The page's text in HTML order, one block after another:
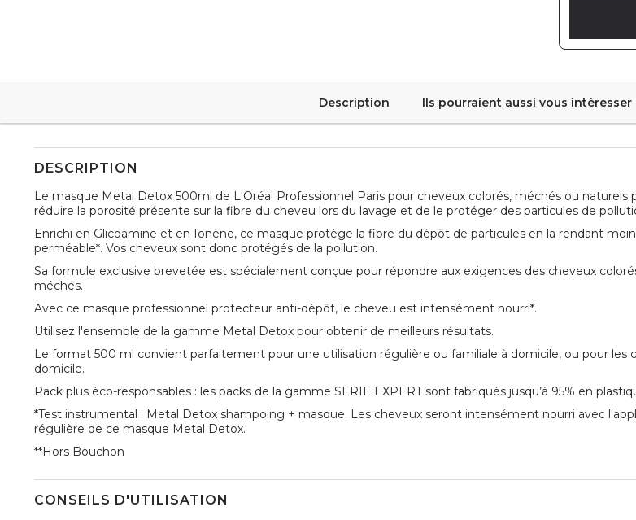
Description Ils pourraient aussi vous intéresser
DESCRIPTION
Le masque Metal Detox 500ml de L'Oréal Professionnel Paris pour cheveux colorés, méchés ou naturels
réduire la porosité présente sur la fibre du cheveu lors du lavage et de le protéger des particules de
Enrichi en Glicoamine et en Ionène, ce masque protège la fibre du dépôt de particules en la rendant
perméable*. Vos cheveux sont donc protégés de la pollution.
Sa formule exclusive brevetée est spécialement conçue pour répondre aux exigences des cheveux
méchés.
Avec ce masque professionnel protecteur anti-dépôt, le cheveu est intensément nourri*.
Utilisez l'ensemble de la gamme Metal Detox pour obtenir de meilleurs résultats.
Le format 500 ml convient parfaitement pour une utilisation régulière ou familiale à domicile, ou pour les
domicile.
Pack plus éco-responsables : les packs de la gamme SERIE EXPERT sont fabriqués jusqu’à 95% en
*Test instrumental : Metal Detox shampoing + masque. Les cheveux seront intensément nourri avec
régulière de ce masque Metal Detox.
**Hors Bouchon
CONSEILS D'UTILISATION